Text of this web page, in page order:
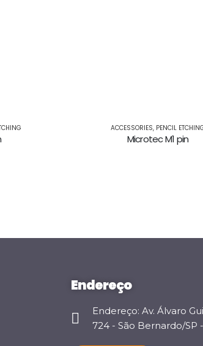
ACCESSORIES, PENCIL
Microtec M1 pin
Endereço
Endereço: Av. Álvaro
724 - São Bernardo/SP